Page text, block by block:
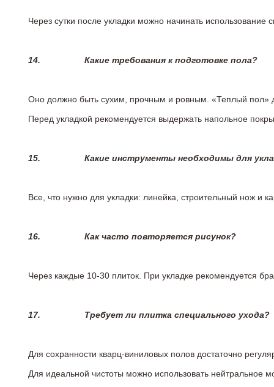
Через сутки после укладки можно начинать
14. Какие требования к подготовке пола?
Оно должно быть сухим, прочным и ровным. «Теплый пол»
Перед укладкой рекомендуется выдержать напольное
15. Какие инструменты необходимы для
Все, что нужно для укладки: линейка, строительный нож и
16. Как часто повторяется рисунок?
Через каждые 10-30 плиток. При укладке рекомендуется
17. Требует ли плитка специального ухода?
Для сохранности кварц-виниловых полов достаточно
Для идеальной чистоты можно использовать